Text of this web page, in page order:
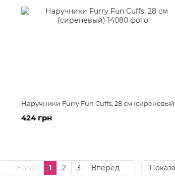
Наручники Furry Fun Cuffs, 28 см
424 грн
Назад 1 2 3 Вперед